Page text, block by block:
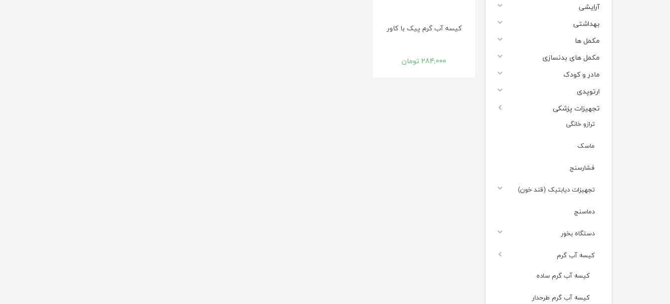
آرایشی
بهداشتی
مکمل ها
مکمل های بدنسازی
مادر و کودک
ارتوپدی
تجهیزات پزشکی
ترازو خانگی
ماسک
فشارسنج
تجهیزات دیابتیک (قند خون)
دماسنج
دستگاه بخور
کیسه آب گرم
کیسه آب گرم ساده
کیسه آب گرم طرحدار
کیسه آب گرم پیک با کاور
284,000 تومان